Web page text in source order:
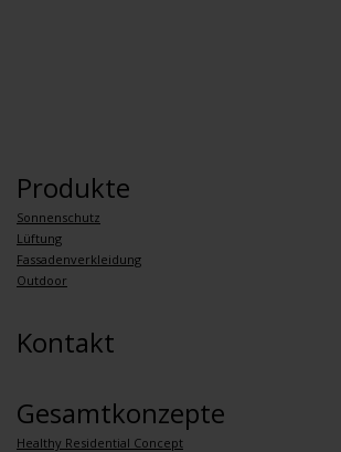
Produkte
Sonnenschutz
Lüftung
Fassadenverkleidung
Outdoor
Kontakt
Gesamtkonzepte
Healthy Residential Concept